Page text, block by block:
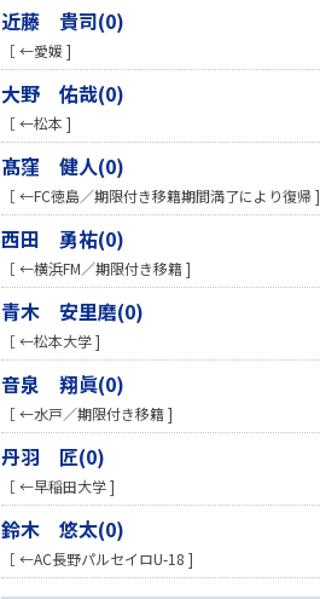
近藤 貴司(0)
［ ←愛媛 ]
大野 佑哉(0)
［ ←松本 ]
髙窪 健人(0)
［ ←FC徳島／期限付き移籍期間満了により復帰 ]
西田 勇祐(0)
［ ←横浜FM／期限付き移籍 ]
青木 安里磨(0)
［ ←松本大学 ]
音泉 翔眞(0)
［ ←水戸／期限付き移籍 ]
丹羽 匠(0)
［ ←早稲田大学 ]
鈴木 悠太(0)
［ ←AC長野パルセイロU-18 ]